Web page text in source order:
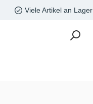
Viele Artikel an Lager